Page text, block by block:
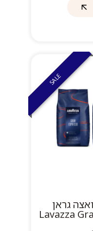
SALE
גראן